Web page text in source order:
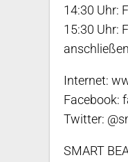
14:30 Uhr:
15:30 Uhr:
Internet:
Facebook:
Twitter:
SMART